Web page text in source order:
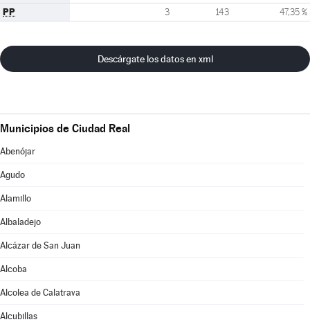
PP 3 143 47,35 %
Descárgate los datos en xml
Municipios de Ciudad Real
Abenójar
Agudo
Alamillo
Albaladejo
Alcázar de San Juan
Alcoba
Alcolea de Calatrava
Alcubillas